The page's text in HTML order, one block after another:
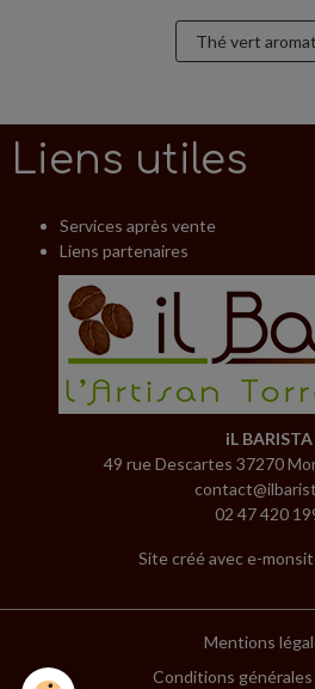
Thé vert
Liens utiles
Services après vente
Liens partenaires
iL BARISTA
49 rue Descartes 37270
02 47 420
Site créé avece-
Mentions
Conditions